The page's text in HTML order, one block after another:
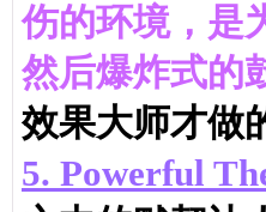
伤的环境，是
然后爆炸式的
效果大师才做
5. Powerful